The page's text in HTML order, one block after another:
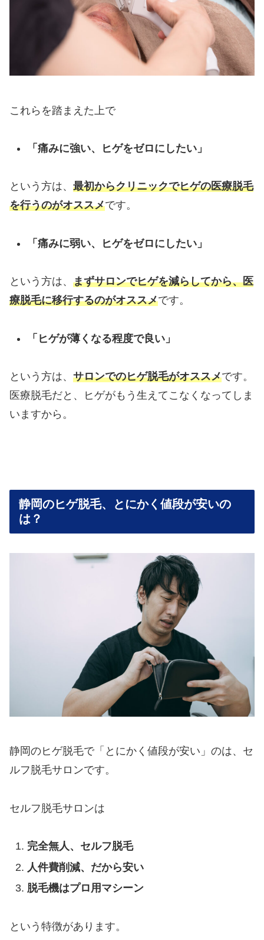
これらを踏まえた上で
「痛みに強い、ヒゲをゼロにしたい」
という方は、 最初からクリニックでヒゲの医療脱毛
を行うのがオススメです。
「痛みに弱い、ヒゲをゼロにしたい」
という方は、 まずサロンでヒゲを減らしてから、医
療脱毛に移行するのがオススメです。
「ヒゲが薄くなる程度で良い」
という方は、 サロンでのヒゲ脱毛がオススメです。
医療脱毛だと、ヒゲがもう生えてこなくなってしま
いますから。
静岡のヒゲ脱毛、とにかく値段が安いの
は？
静岡のヒゲ脱毛で「とにかく値段が安い」のは、セ
ルフ脱毛サロンです。
セルフ脱毛サロンは
完全無人、セルフ脱毛
人件費削減、だから安い
脱毛機はプロ用マシーン
という特徴があります。